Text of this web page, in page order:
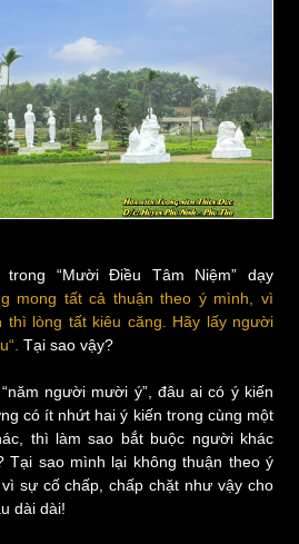
“Mười Điều Tâm Niệm” dạy
mong tất cả thuận theo ý mình, vì
lòng tất kiêu căng. Hãy lấy người
Tại sao vậy?
người mười ý”, đâu ai có ý kiến
có ít nhứt hai ý kiến trong cùng một
thì làm sao bắt buộc người khác
Tại sao mình lại không thuận theo ý
sự cố chấp, chấp chặt như vậy cho
dài dài!